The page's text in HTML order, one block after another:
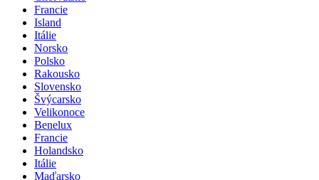
Francie
Island
Itálie
Norsko
Polsko
Rakousko
Slovensko
Švýcarsko
Velikonoce
Benelux
Francie
Holandsko
Itálie
Maďarsko